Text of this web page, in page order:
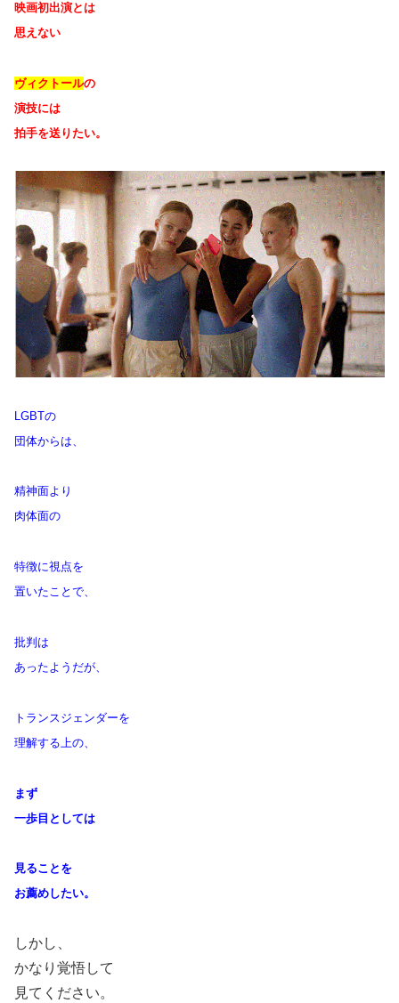
映画初出演とは
思えない
ヴィクトールの
演技には
拍手を送りたい。
LGBTの
団体からは、
精神面より
肉体面の
特徴に視点を
置いたことで、
批判は
あったようだが、
トランスジェンダーを
理解する上の、
まず
一歩目としては
見ることを
お薦めしたい。
しかし、
かなり覚悟して
見てください。